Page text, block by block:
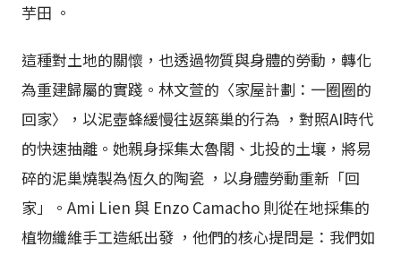
芋田 。
這種對土地的關懷，也透過物質與身體的勞動，轉化
為重建歸屬的實踐。林文萱的〈家屋計劃：一圈圈的
回家〉，以泥壺蜂緩慢往返築巢的行為 ，對照AI時代
的快速抽離。她親身採集太魯閣、北投的土壤，將易
碎的泥巢燒製為恆久的陶瓷 ，以身體勞動重新「回
家」。Ami Lien 與 Enzo Camacho 則從在地採集的
植物纖維手工造紙出發 ，他們的核心提問是：我們如